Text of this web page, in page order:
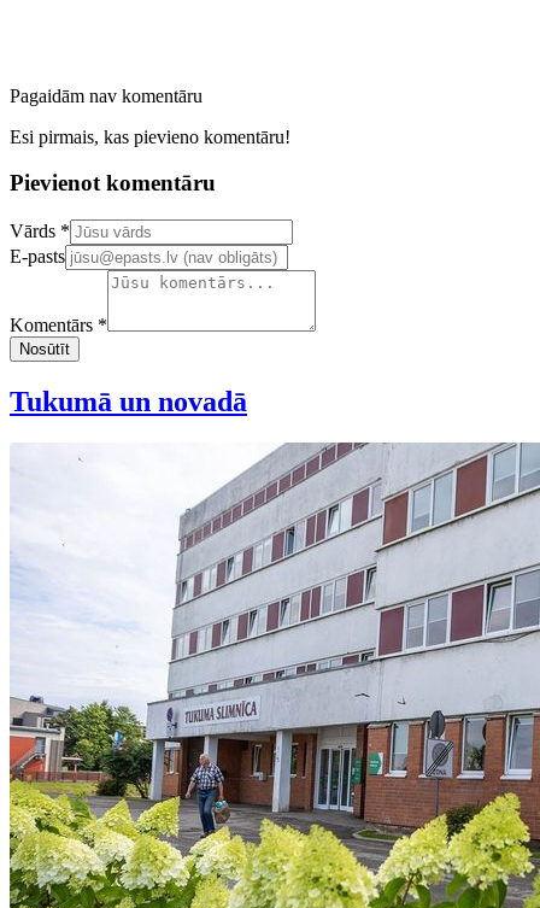
Pagaidām nav komentāru
Esi pirmais, kas pievieno komentāru!
Pievienot komentāru
Confirm your email address
Vārds *
E-pasts
Komentārs *
Nosūtīt
Tukumā un novadā